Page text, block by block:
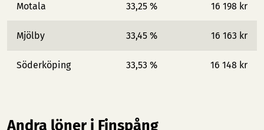
Motala 33,25 % 16 198 kr
Mjölby 33,45 % 16 163 kr
Söderköping 33,53 % 16 148 kr
Andra löner i Finspång